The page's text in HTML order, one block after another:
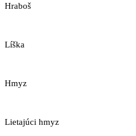
Hraboš
Líška
Hmyz
Lietajúci hmyz